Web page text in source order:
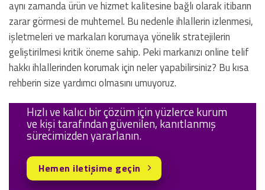
aynı zamanda ürün ve hizmet kalitesine bağlı olarak itibarın
zarar görmesi de muhtemel. Bu nedenle ihlallerin izlenmesi,
işletmeleri ve markaları korumaya yönelik stratejilerin
geliştirilmesi kritik öneme sahip. Peki markanızı online telif
hakkı ihlallerinden korumak için neler yapabilirsiniz? Bu kısa
rehberin size yardımcı olmasını umuyoruz.
Hızlı ve kalıcı bir çözüm için yüzlerce kurum
ve kişi tarafından güvenilen, kanıtlanmış
sürecimizden yararlanın.
Hemen iletişime geçin